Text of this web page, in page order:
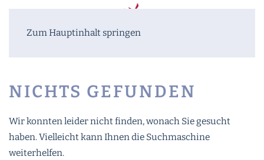
Zum Hauptinhalt springen
NICHTS GEFUNDEN
Wir konnten leider nicht finden, wonach Sie gesucht
haben. Vielleicht kann Ihnen die Suchmaschine
weiterhelfen.